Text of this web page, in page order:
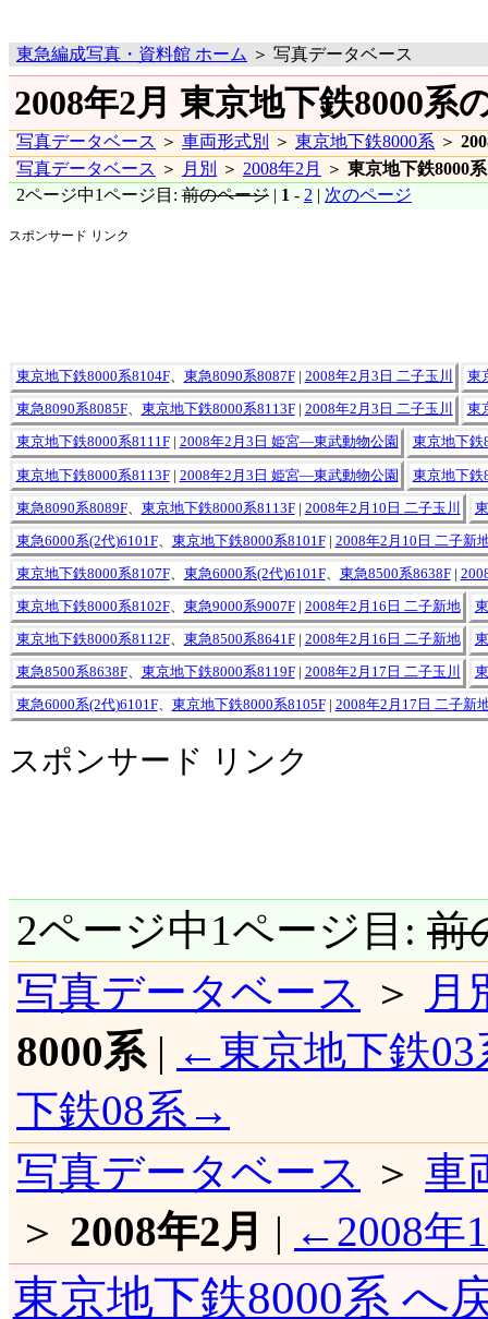
東急編成写真・資料館 ホーム ＞ 写真データベース
2008年2月 東京地下鉄8000系
写真データベース ＞ 車両形式別 ＞ 東京地下鉄8000系 ＞
写真データベース ＞ 月別 ＞ 2008年2月 ＞ 東京地下鉄8000系
2ページ中1ページ目: 前のページ | 1 - 2 | 次のページ
スポンサード リンク
東京地下鉄8000系8104F、 東急8090系8087F| 2008年2月3日 二子玉川 東
東急8090系8085F、 東京地下鉄8000系8113F| 2008年2月3日 二子玉川 東
東京地下鉄8000系8111F| 2008年2月3日 姫宮―東武動物公園 東京地下鉄
東京地下鉄8000系8113F| 2008年2月3日 姫宮―東武動物公園 東京地下鉄
東急8090系8089F、 東京地下鉄8000系8113F| 2008年2月10日 二子玉川
東急6000系(2代)6101F、 東京地下鉄8000系8101F| 2008年2月10日 二子新
東京地下鉄8000系8107F、 東急6000系(2代)6101F、 東急8500系8638F|
東京地下鉄8000系8102F、 東急9000系9007F| 2008年2月16日 二子新地
東京地下鉄8000系8112F、 東急8500系8641F| 2008年2月16日 二子新地
東急8500系8638F、 東京地下鉄8000系8119F| 2008年2月17日 二子玉川
東急6000系(2代)6101F、 東京地下鉄8000系8105F| 2008年2月17日 二子新
スポンサード リンク
2ページ中1ページ目: 前
写真データベース
＞
月
8000系| ←東京地下鉄03
下鉄08系→
写真データベース
＞ 車
＞ 2008年2月 | ←2008年
東京地下鉄8000系 へ